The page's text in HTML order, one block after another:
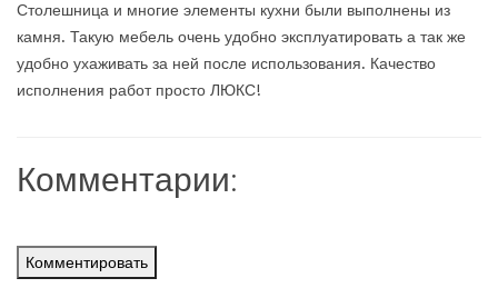
Столешница и многие элементы кухни были выполнены из
камня. Такую мебель очень удобно эксплуатировать а так же
удобно ухаживать за ней после использования. Качество
исполнения работ просто ЛЮКС!
Комментарии:
Комментировать